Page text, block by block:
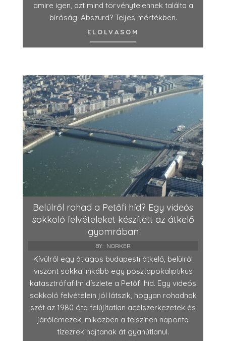
amire igen, azt mind törvénytelennek találta a
bíróság. Abszurd? Teljes mértékben.
ELOLVASOM
Belülről rohad a Petőfi híd? Egy videós
sokkoló felvételeket készített az átkelő
gyomrában
BY: NORKER
Kívülről egy átlagos budapesti átkelő, belülről
viszont sokkal inkább egy posztapokaliptikus
katasztrófafilm díszlete a Petőfi híd. Egy videós
sokkoló felvételein jól látszik, hogyan rohadnak
szét az 1980 óta felújítatlan acélszerkezetek és
járólemezek, miközben a felszínen naponta
tízezrek hajtanak át gyanútlanul.